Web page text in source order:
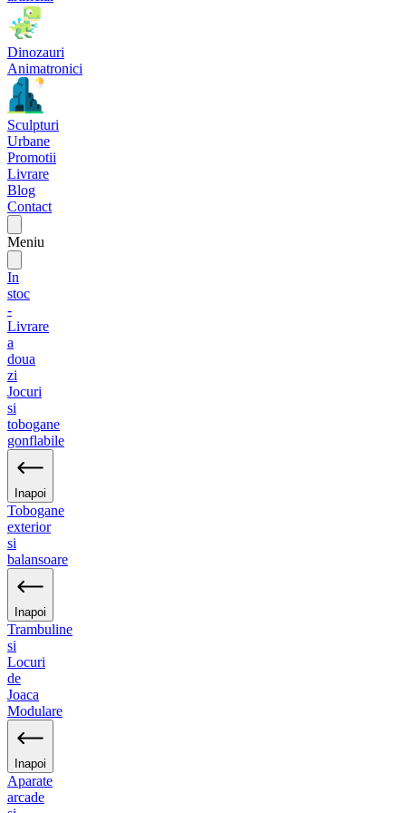
Dinozauri
Animatronici
Sculpturi
Urbane
Promotii
Livrare
Blog
Contact
Meniu
In
stoc
-
Livrare
a
doua
zi
Jocuri
si
tobogane
gonflabile
Inapoi
Tobogane
exterior
si
balansoare
Inapoi
Trambuline
si
Locuri
de
Joaca
Modulare
Inapoi
Aparate
arcade